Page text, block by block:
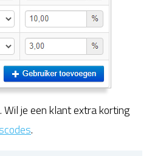
je een klant extra korting
.